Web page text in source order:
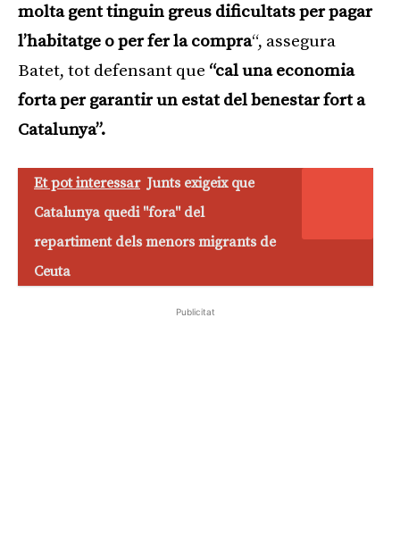
molta gent tinguin greus dificultats per pagar
l’habitatge o per fer la compra“, assegura
Batet, tot defensant que “cal una economia
forta per garantir un estat del benestar fort a
Catalunya”.
Et pot interessar Junts exigeix que
Catalunya quedi "fora" del
repartiment dels menors migrants de
Ceuta
Publicitat